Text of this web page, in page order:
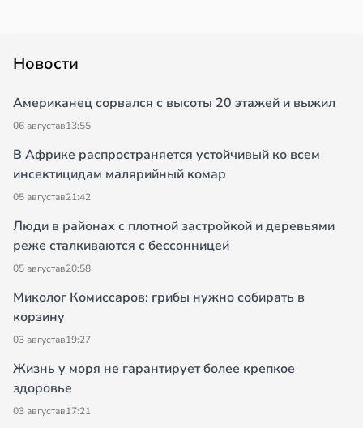
Новости
Американец сорвался с высоты 20 этажей и выжил
06 августав13:55
В Африке распространяется устойчивый ко всем
инсектицидам малярийный комар
05 августав21:42
Люди в районах с плотной застройкой и деревьями
реже сталкиваются с бессонницей
05 августав20:58
Миколог Комиссаров: грибы нужно собирать в
корзину
03 августав19:27
Жизнь у моря не гарантирует более крепкое
здоровье
03 августав17:21